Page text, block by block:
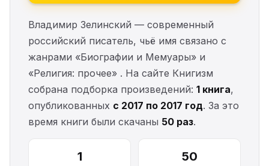
Владимир Зелинский — современный
российский писатель, чьё имя связано с
жанрами «Биографии и Мемуары» и
«Религия: прочее» . На сайте Книгизм
собрана подборка произведений: 1 книга,
опубликованных с 2017 по 2017 год. За это
время книги были скачаны 50 раз.
1 50